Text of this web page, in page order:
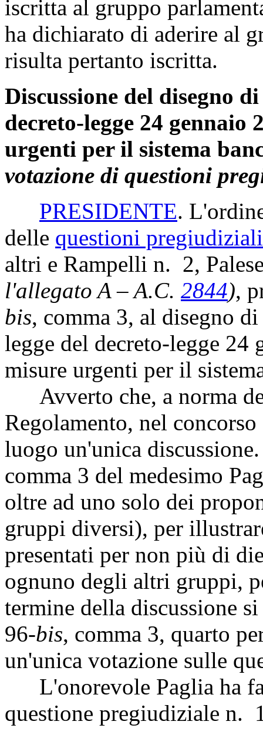
iscritta al gruppo
ha dichiarato di aderire al
risulta pertanto iscritta.
Discussione del disegno
decreto-legge 24 gennaio
urgenti per il sistema
votazione di questioni
PRESIDENTE.
delle questioni pregiudiziali
altri e Rampelli n. 2,
l'allegato A – A.C. 2844),
bis, comma 3, al disegno
legge del decreto-legge 24
misure urgenti per il
Avverto che, a norma
Regolamento, nel
luogo un'unica
comma 3 del medesimo
oltre ad uno solo dei
gruppi diversi), per
presentati per non più di
ognuno degli altri gruppi,
termine della discussione
96-bis, comma 3, quarto
un'unica votazione sulle
L'onorevole Paglia ha
questione pregiudiziale n.